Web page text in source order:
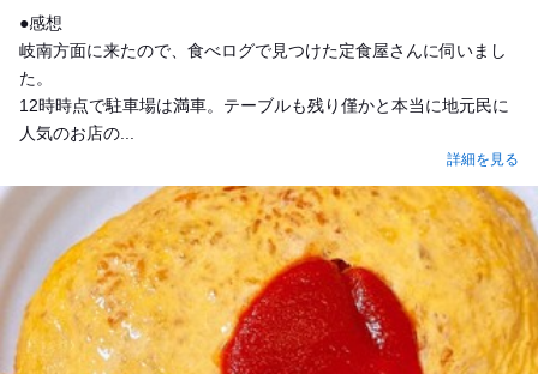
●感想
岐南方面に来たので、食べログで見つけた定食屋さんに伺いまし
た。
12時時点で駐車場は満車。テーブルも残り僅かと本当に地元民に
人気のお店の...
詳細を見る